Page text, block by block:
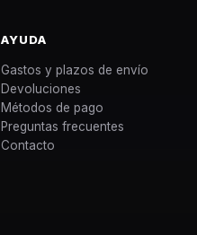
AYUDA
Gastos y plazos de envío
Devoluciones
Métodos de pago
Preguntas frecuentes
Contacto